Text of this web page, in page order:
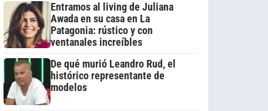
Entramos al living de Juliana
Awada en su casa en La
Patagonia: rústico y con
ventanales increíbles
De qué murió Leandro Rud, el
histórico representante de
modelos